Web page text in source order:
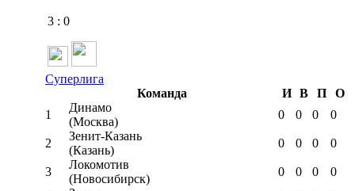
3 : 0
Суперлига
Команда
И В П
О
1
Динамо
(Москва)
0 0 0 0
2
Зенит-Казань
(Казань)
0 0 0 0
3
Локомотив
(Новосибирск)
0 0 0 0